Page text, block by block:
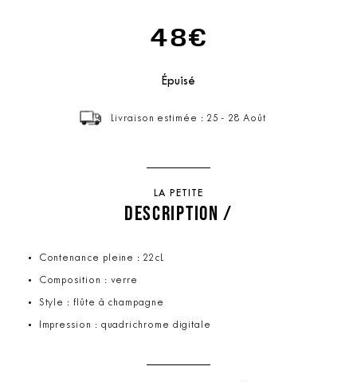
48€
Épuisé
Livraison estimée : 25 - 28 Août
LA PETITE
DESCRIPTION /
Contenance pleine : 22cL
Composition : verre
Style : flûte à champagne
Impression : quadrichrome digitale